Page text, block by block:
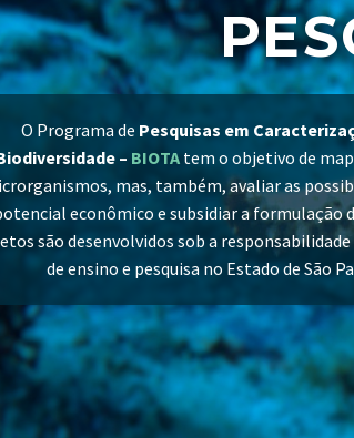
O Programa de Pesquisas em
– BIOTA tem o objetivo de
mas, também, avaliar as
econômico e subsidiar a formulação
são desenvolvidos sob a
de ensino e pesquisa no Estado de São